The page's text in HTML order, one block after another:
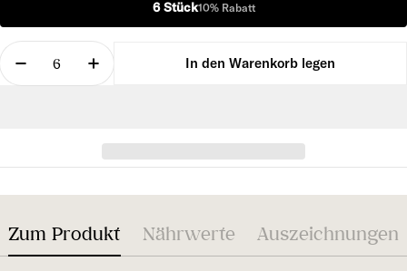
6 Stück10% Rabatt
Menge
Menge für Rosé des Riceys La Forêt 2022
Menge für Rosé des Riceys La Forêt
In den Warenkorb legen
Zum Produkt Nährwerte Auszeichnungen